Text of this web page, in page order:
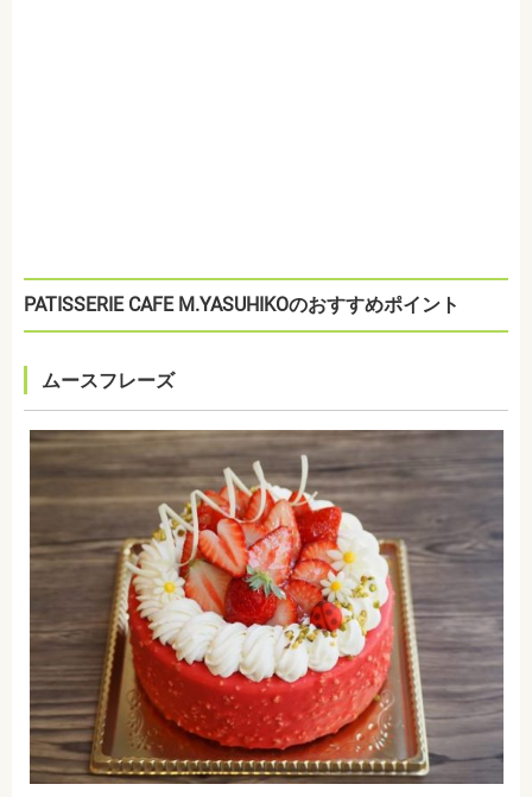
PATISSERIE CAFE M.YASUHIKOのおすすめポイント
ムースフレーズ